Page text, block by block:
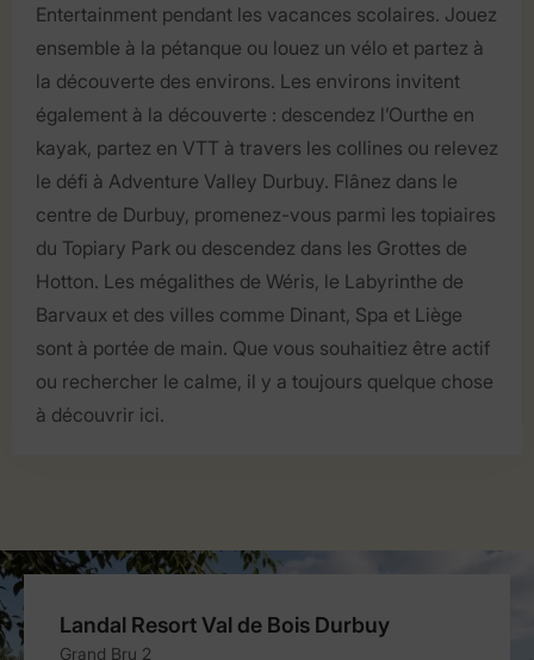
Entertainment pendant les vacances scolaires. Jouez
ensemble à la pétanque ou louez un vélo et partez à
la découverte des environs. Les environs invitent
également à la découverte : descendez l’Ourthe en
kayak, partez en VTT à travers les collines ou relevez
le défi à Adventure Valley Durbuy. Flânez dans le
centre de Durbuy, promenez-vous parmi les topiaires
du Topiary Park ou descendez dans les Grottes de
Hotton. Les mégalithes de Wéris, le Labyrinthe de
Barvaux et des villes comme Dinant, Spa et Liège
sont à portée de main. Que vous souhaitiez être actif
ou rechercher le calme, il y a toujours quelque chose
à découvrir ici.